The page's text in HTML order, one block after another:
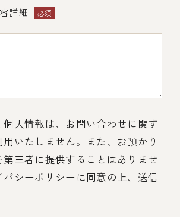
詳細 必須
個人情報は、お問い合わせに関す
いたしません。また、お預かり
第三者に提供することはありませ
バシーポリシーに同意の上、送信